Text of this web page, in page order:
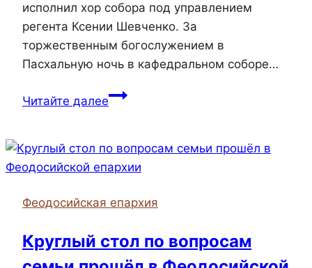
исполнил хор собора под управлением
регента Ксении Шевченко. За
торжественным богослужением в
Пасхальную ночь в кафедральном соборе…
Читайте далееЕпископ
торжественное
Пасхальное
в
Казанской
иконы
Феодосийская епархия
Круглый стол по вопросам